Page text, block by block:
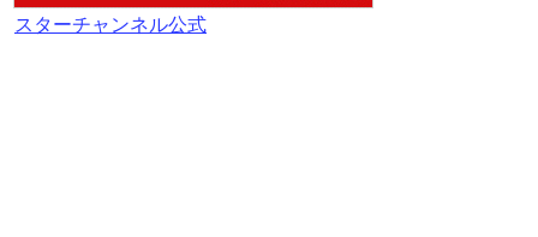
スターチャンネル公式